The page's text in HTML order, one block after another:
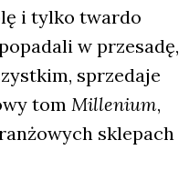
i tyl­ko twar­do
w prze­sa­dę,
sprze­da­je
tom Mil­le­nium,
skle­pach